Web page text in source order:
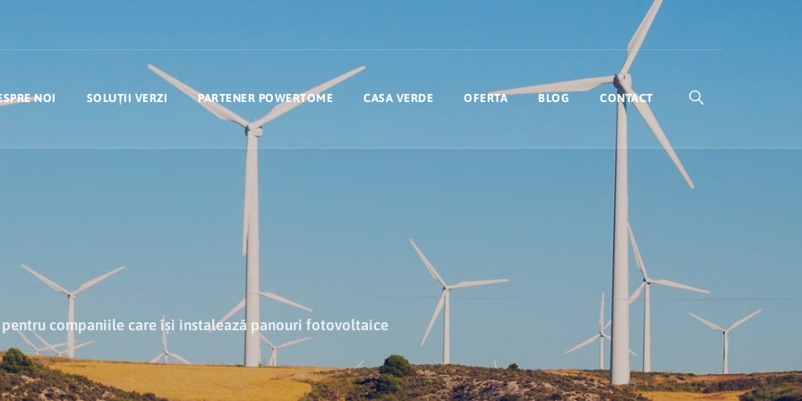
NOI SOLUȚII VERZI PARTENER POWERTOME CASA VERDE OFERTA BLOG CONTACT
companiile care își instalează panouri fotovoltaice